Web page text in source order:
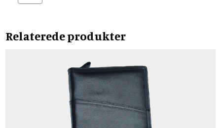
Relaterede produkter